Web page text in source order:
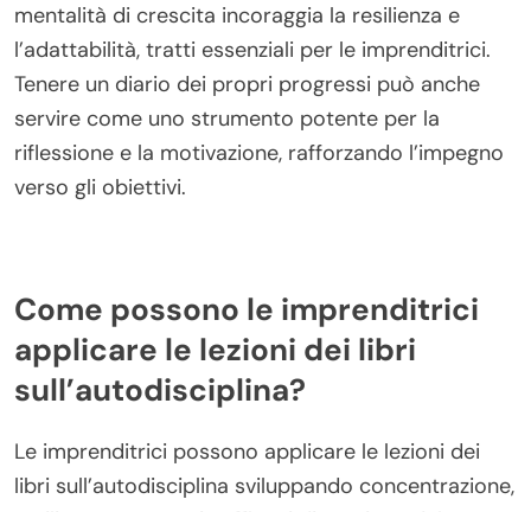
mentalità di crescita incoraggia la resilienza e
l’adattabilità, tratti essenziali per le imprenditrici.
Tenere un diario dei propri progressi può anche
servire come uno strumento potente per la
riflessione e la motivazione, rafforzando l’impegno
verso gli obiettivi.
Come possono le imprenditrici
applicare le lezioni dei libri
sull’autodisciplina?
Le imprenditrici possono applicare le lezioni dei
libri sull’autodisciplina sviluppando concentrazione,